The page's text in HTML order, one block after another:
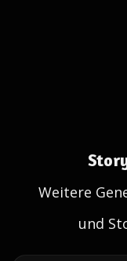
Weitere
und